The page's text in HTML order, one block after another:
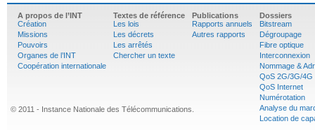
A propos de l’INT
Création
Missions
Pouvoirs
Organes de l’INT
Coopération internationale
Textes de référence
Les lois
Les décrets
Les arrêtés
Chercher un texte
Publications
Rapports annuels
Autres rapports
Dossiers
Bitstream
Dégroupage
Fibre optique
Interconnexion
Nommage &
QoS 2G/3G/4G
QoS Internet
Numérotation
Analyse du
Location de
© 2011 - Instance Nationale des Télécommunications.